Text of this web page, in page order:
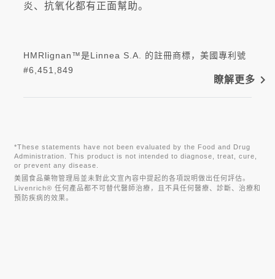
炎、抗氧化都有正面幫助。
HMRlignan™是Linnea S.A. 的註冊商標，美國專利號
#6,451,849
瞭解更多 navigate_next
*These statements have not been evaluated by the Food and Drug
Administration. This product is not intended to diagnose, treat, cure,
or prevent any disease.
美國食品藥物管理局並未對此文宣內容中提起的各項說明做出任何評估。
Livenrich® 任何產品都不可替代醫師治療，且不具任何醫療、診斷、治療和
預防疾病的效果。